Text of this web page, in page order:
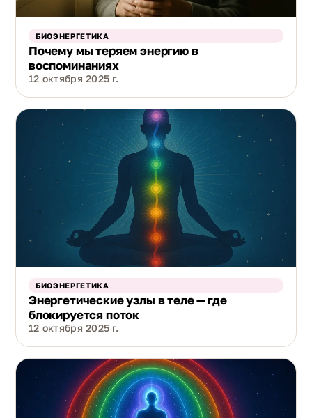
БИОЭНЕРГЕТИКА
Почему мы теряем энергию в
воспоминаниях
12 октября 2025 г.
БИОЭНЕРГЕТИКА
Энергетические узлы в теле — где
блокируется поток
12 октября 2025 г.